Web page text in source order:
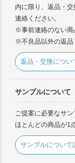
内に限り、返品・
連絡ください。
※事前連絡のない商
※不良品以外の返品
返品・交換につい
サンプルについて
ご提案に必要なサ
ほとんどの商品が1
サンプルについて